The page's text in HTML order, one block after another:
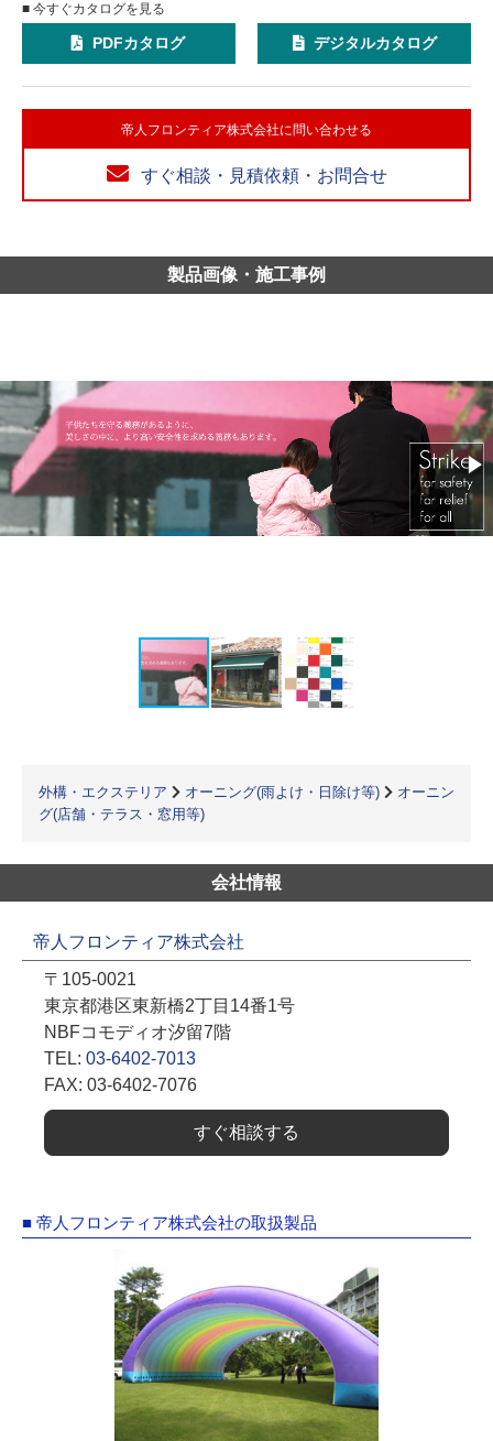
■ 今すぐカタログを見る
PDFカタログ デジタルカタログ
帝人フロンティア株式会社に問い合わせる
すぐ相談・見積依頼・お問合せ
製品画像・施工事例
外構・エクステリア オーニング(雨よけ・日除け等)
オーニン
グ(店舗・テラス・窓用等)
会社情報
帝人フロンティア株式会社
〒105-0021
東京都港区東新橋2丁目14番1号
NBFコモディオ汐留7階
TEL: 03-6402-7013
FAX: 03-6402-7076
すぐ相談する
■ 帝人フロンティア株式会社の取扱製品